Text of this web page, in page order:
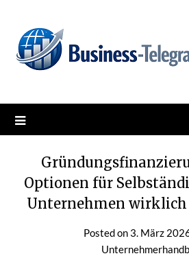
content
Business-
Optionen für
Unternehmen
Posted on 3. März